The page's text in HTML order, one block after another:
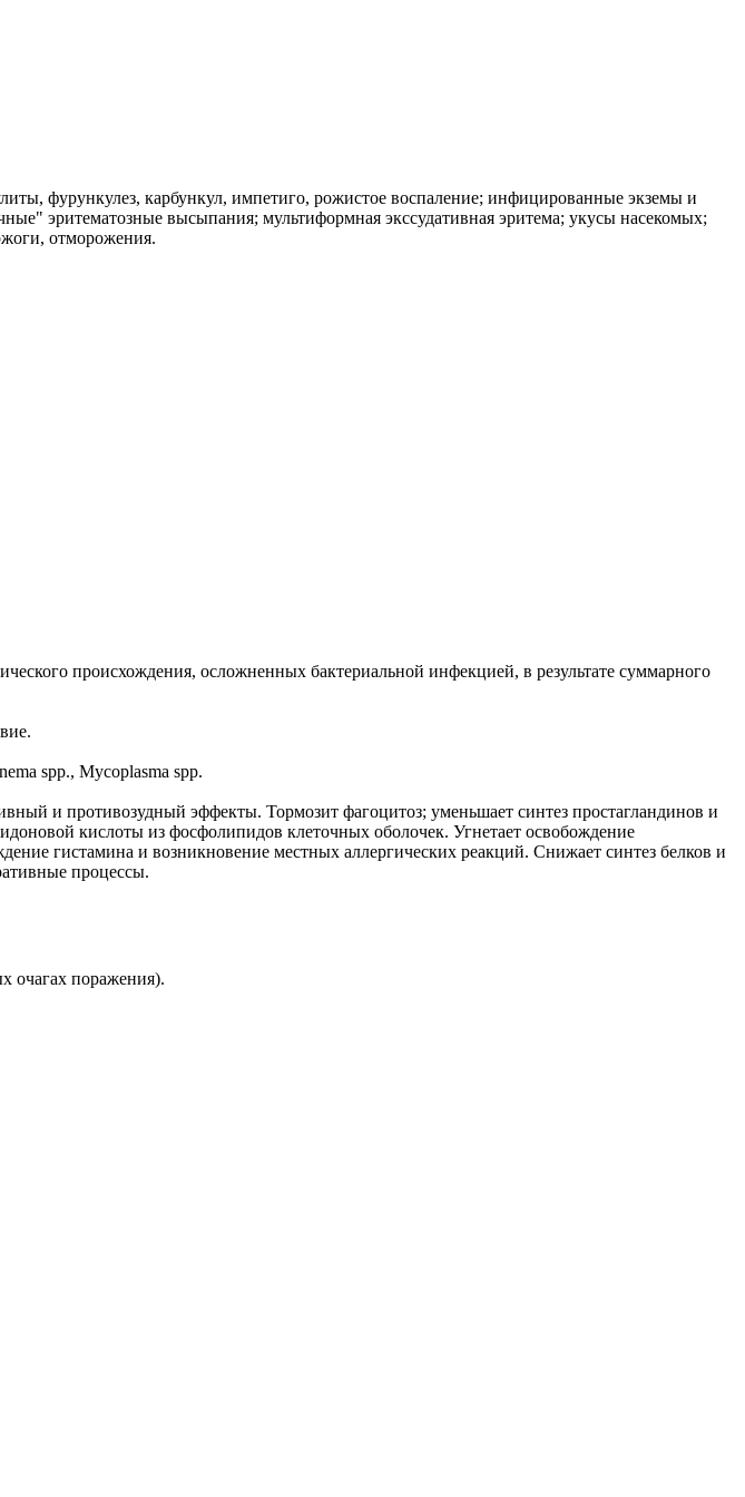
фурункулез, карбункул, импетиго, рожистое воспаление; инфицированные экземы и
эритематозные высыпания; мультиформная экссудативная эритема; укусы насекомых;
отморожения.
происхождения, осложненных бактериальной инфекцией, в результате суммарного
spp., Mycoplasma spp.
и противозудный эффекты. Тормозит фагоцитоз; уменьшает синтез простагландинов и
кислоты из фосфолипидов клеточных оболочек. Угнетает освобождение
гистамина и возникновение местных аллергических реакций. Снижает синтез белков и
процессы.
очагах поражения).